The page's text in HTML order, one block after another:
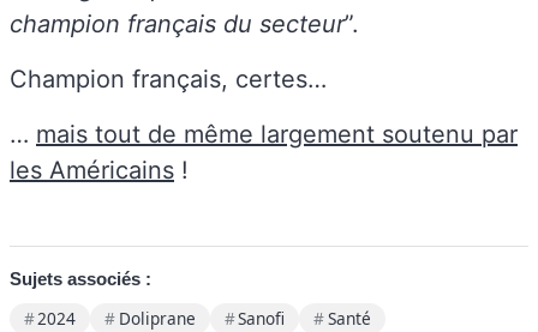
champion français du secteur”.
Champion français, certes…
… mais tout de même largement soutenu par
les Américains !
Sujets associés :
2024 Doliprane Sanofi
Santé